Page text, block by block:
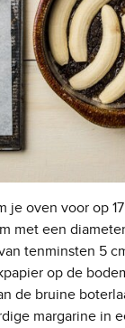
je oven voor op
met een
tenminsten 5
op de
de bruine
margarine in